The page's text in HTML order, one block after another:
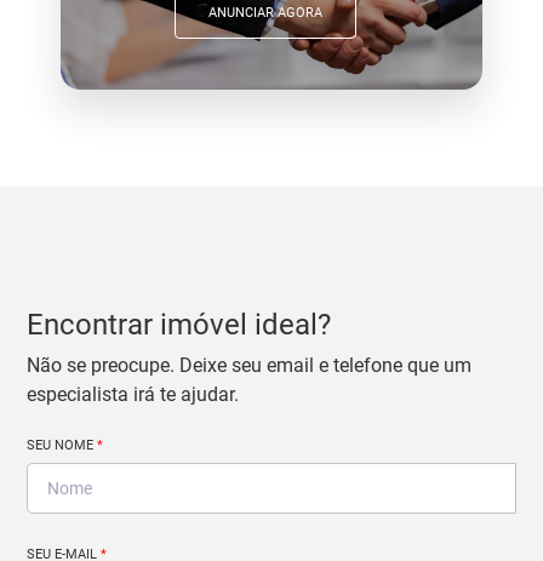
ANUNCIAR AGORA
Encontrar imóvel ideal?
Não se preocupe. Deixe seu email e telefone que um
especialista irá te ajudar.
SEU NOME*
SEU E-MAIL*